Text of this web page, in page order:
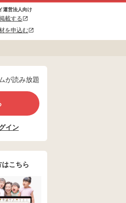
運営法人向け
載する
を申込む
が読み放題
イン
こちら